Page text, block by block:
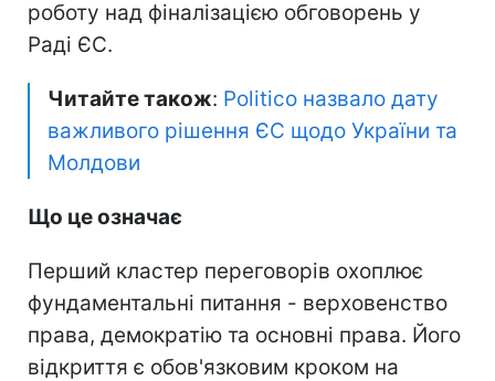
роботу над фіналізацією обговорень у
Раді ЄС.
Читайте також: Politico назвало дату
важливого рішення ЄС щодо України та
Молдови
Що це означає
Перший кластер переговорів охоплює
фундаментальні питання - верховенство
права, демократію та основні права. Його
відкриття є обов'язковим кроком на